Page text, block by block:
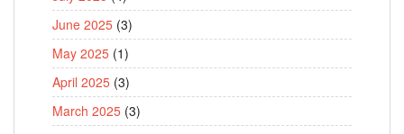
June 2025 (3)
May 2025 (1)
April 2025 (3)
March 2025 (3)